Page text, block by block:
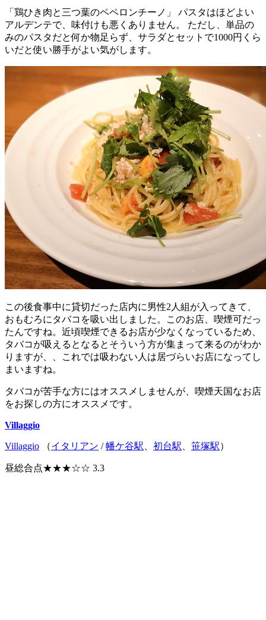
「鶏ひき肉と三つ葉のペペロンチーノ」 パスタはほどよい
アルデンテで、味付けも悪くありません。 ただし、単品の
みのパスタだと何か物足らず、サラダとセットで1000円くら
いだと使い勝手がよい気がします。
この後食事中に貸切だった店内に男性2人組が入ってきて、
おもむろにタバコを吸い出しました。このお店、喫煙可だっ
たんですね。近頃喫煙できるお店が少なくなっているため、
タバコが吸えるとなるとそういう方が集まって来るのがわか
りますが、、これでは吸わない人は居づらいお店になってし
まいますね。
タバコが苦手な方にはオススメしませんが、喫煙天国なお店
をお探しの方にオススメです。
Villaggio
Villaggio （イタリアン /幡ケ谷駅 初台駅 笹塚駅）
昼総合点★★★☆☆ 3.3